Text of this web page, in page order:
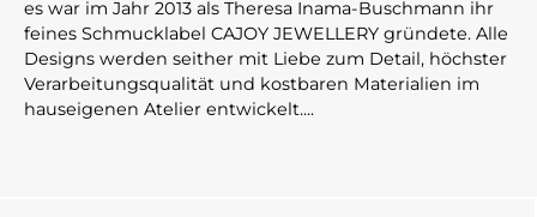
es war im Jahr 2013 als Theresa Inama-Buschmann ihr
feines Schmucklabel CAJOY JEWELLERY gründete. Alle
Designs werden seither mit Liebe zum Detail, höchster
Verarbeitungsqualität und kostbaren Materialien im
hauseigenen Atelier entwickelt....